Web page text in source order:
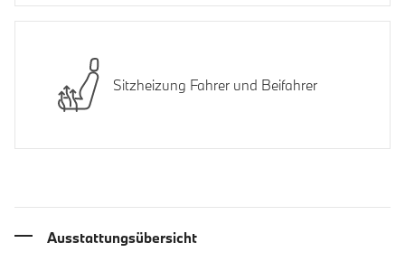
Sitzheizung Fahrer und Beifahrer
Ausstattungsübersicht